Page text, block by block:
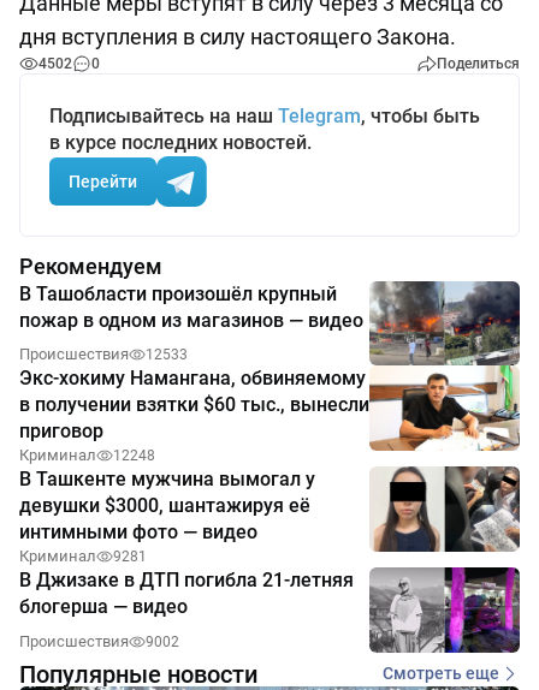
дня вступления в силу настоящего Закона.
4502 0 Поделиться
Подписывайтесь на наш Telegram, чтобы быть
в курсе последних новостей.
Перейти
Рекомендуем
В Ташобласти произошёл крупный
пожар в одном из магазинов — видео
Происшествия 12533
Экс-хокиму Намангана, обвиняемому
в получении взятки $60 тыс., вынесли
приговор
Криминал 12248
В Ташкенте мужчина вымогал у
девушки $3000, шантажируя её
интимными фото — видео
Криминал 9281
В Джизаке в ДТП погибла 21-летняя
блогерша — видео
Происшествия 9002
Популярные новости Смотреть еще